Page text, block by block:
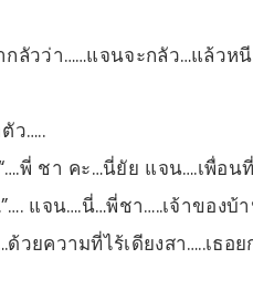
กลัวว่า……แจนจะกลัว…แล้ว
ว…..
พี่ ชา คะ…นี่ยัย แจน….เพื่อนที่
แจน….นี่…พี่ชา…..เจ้าของบ้
ด้วยความที่ไร้เดียงสา…..เธ